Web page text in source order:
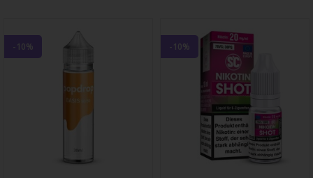
-10% -10%